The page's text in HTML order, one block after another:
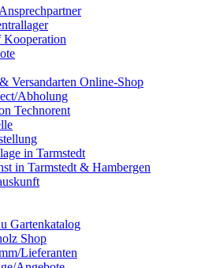
Kooperation
Versandarten Online-Shop
Abholung
Technorent
in Tarmstedt
in Tarmstedt & Hambergen
Gartenkatalog
Shop
Lieferanten